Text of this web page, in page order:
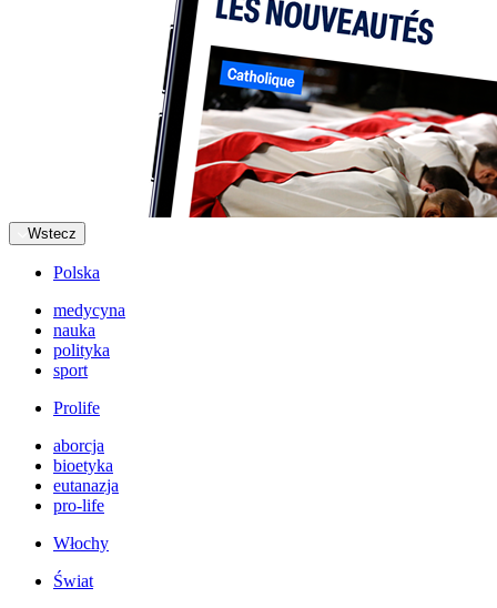
Wstecz
Polska
medycyna
nauka
polityka
sport
Prolife
aborcja
bioetyka
eutanazja
pro-life
Włochy
Świat